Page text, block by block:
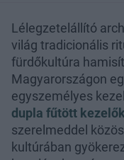
Lélegzetelállító
világ tradicionális
fürdőkultúra
Magyarországon
egyszemélyes
dupla fűtött
szerelmeddel
kultúrában